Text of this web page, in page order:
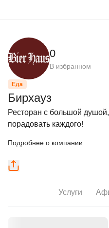
0
В избранном
Еда
Бирхауз
Ресторан с большой душой,
порадовать каждого!
Подробнее о компании
Услуги